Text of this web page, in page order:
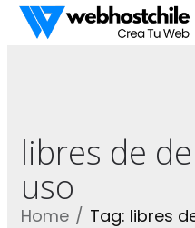
libres de
uso
Home Tag: libres